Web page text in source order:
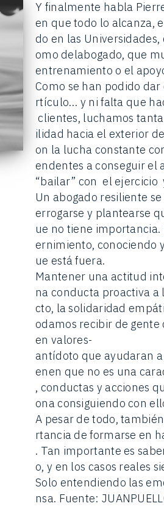
Y finalmente habla
en que todo lo alcanza,
do en las
omo delabogado, que
entrenamiento o el
Como se han podido
rtículo… y ni falta que
clientes, luchamos
ilidad hacia el exterior
on la lucha constante
endentes a conseguir
“bailar” con el ejercicio
Un abogado resiliente
errogarse y plantearse
ue no tiene
ernimiento, conociendo
ue está fuera.
Mantener una actitud
na conducta proactiva
cto, la solidaridad
odamos recibir de
en valores-
antídoto que ayudaran
enen que no es una
, conductas y acciones
ona consiguiendo con
A pesar de todo,
rtancia de formarse en
. Tan importante es
o, y en los casos reales
Solo entendiendo las
nsa. Fuente: